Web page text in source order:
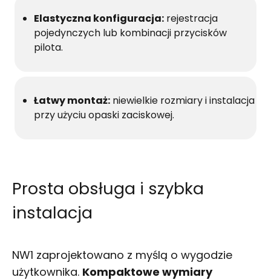
Elastyczna konfiguracja: rejestracja
pojedynczych lub kombinacji przycisków
pilota.
Łatwy montaż: niewielkie rozmiary i instalacja
przy użyciu opaski zaciskowej.
Prosta obsługa i szybka
instalacja
NW1 zaprojektowano z myślą o wygodzie
użytkownika. Kompaktowe wymiary